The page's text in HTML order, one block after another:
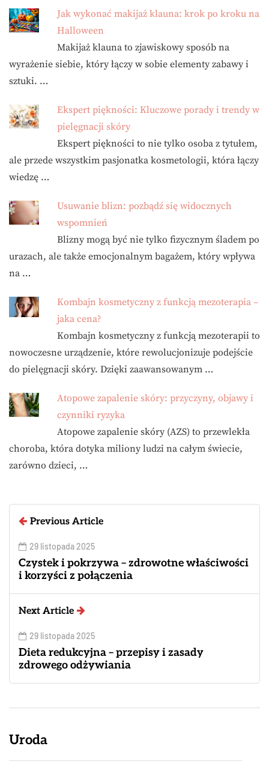
Jak wykonać makijaż klauna: krok po kroku na
Halloween
Makijaż klauna to zjawiskowy sposób na
wyrażenie siebie, który łączy w sobie elementy zabawy i
sztuki. …
Ekspert piękności: Kluczowe porady i trendy w
pielęgnacji skóry
Ekspert piękności to nie tylko osoba z tytułem,
ale przede wszystkim pasjonatka kosmetologii, która łączy
wiedzę …
Usuwanie blizn: pozbądź się widocznych
wspomnień
Blizny mogą być nie tylko fizycznym śladem po
urazach, ale także emocjonalnym bagażem, który wpływa
na …
Kombajn kosmetyczny z funkcją mezoterapia –
jaka cena?
Kombajn kosmetyczny z funkcją mezoterapii to
nowoczesne urządzenie, które rewolucjonizuje podejście
do pielęgnacji skóry. Dzięki zaawansowanym …
Atopowe zapalenie skóry: przyczyny, objawy i
czynniki ryzyka
Atopowe zapalenie skóry (AZS) to przewlekła
choroba, która dotyka miliony ludzi na całym świecie,
zarówno dzieci, …
Previous Article
29 listopada 2025
Czystek i pokrzywa – zdrowotne właściwości
i korzyści z połączenia
Next Article
29 listopada 2025
Dieta redukcyjna – przepisy i zasady
zdrowego odżywiania
Uroda